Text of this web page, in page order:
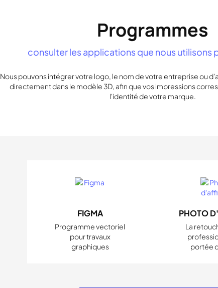
Programmes
consulter les applications que nous utilisons
Nous pouvons intégrer votre logo, le nom de votre entreprise ou
directement dans le modèle 3D, afin que vos impressions
l'identité de votre marque.
FIGMA
Programme vectoriel
pour travaux
graphiques
PHOTO
La
portée